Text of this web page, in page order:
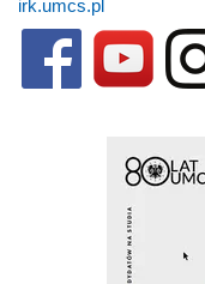
irk.umcs.pl